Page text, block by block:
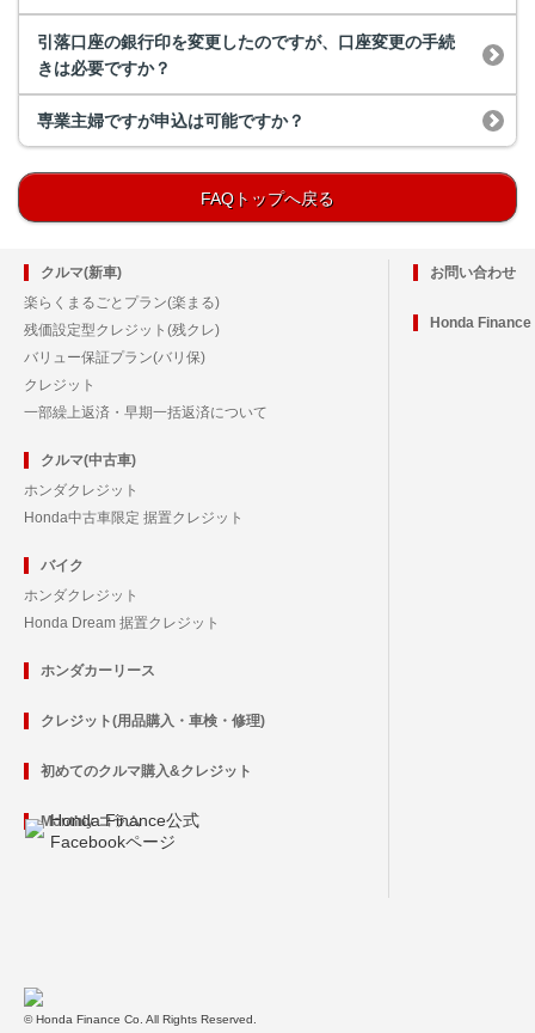
引落口座の銀行印を変更したのですが、口座変更の手続
きは必要ですか？
専業主婦ですが申込は可能ですか？
FAQトップへ戻る
クルマ(新車)
楽らくまるごとプラン(楽まる)
残価設定型クレジット(残クレ)
バリュー保証プラン(バリ保)
クレジット
一部繰上返済・早期一括返済について
クルマ(中古車)
ホンダクレジット
Honda中古車限定 据置クレジット
バイク
ホンダクレジット
Honda Dream 据置クレジット
ホンダカーリース
クレジット(用品購入・車検・修理)
初めてのクルマ購入&クレジット
Monthly コラム
お問い合わせ
Honda Finance
Honda Finance公式
Facebookページ
© Honda Finance Co. All Rights Reserved.